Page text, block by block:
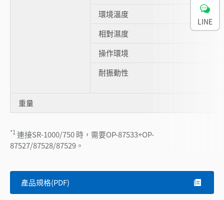
環境溫度
相對濕度
操作環境
耐振動性
重量
*1 連接SR-1000/750 時，需要OP-87533+OP-
87527/87528/87529。
產品規格(PDF)
LINE